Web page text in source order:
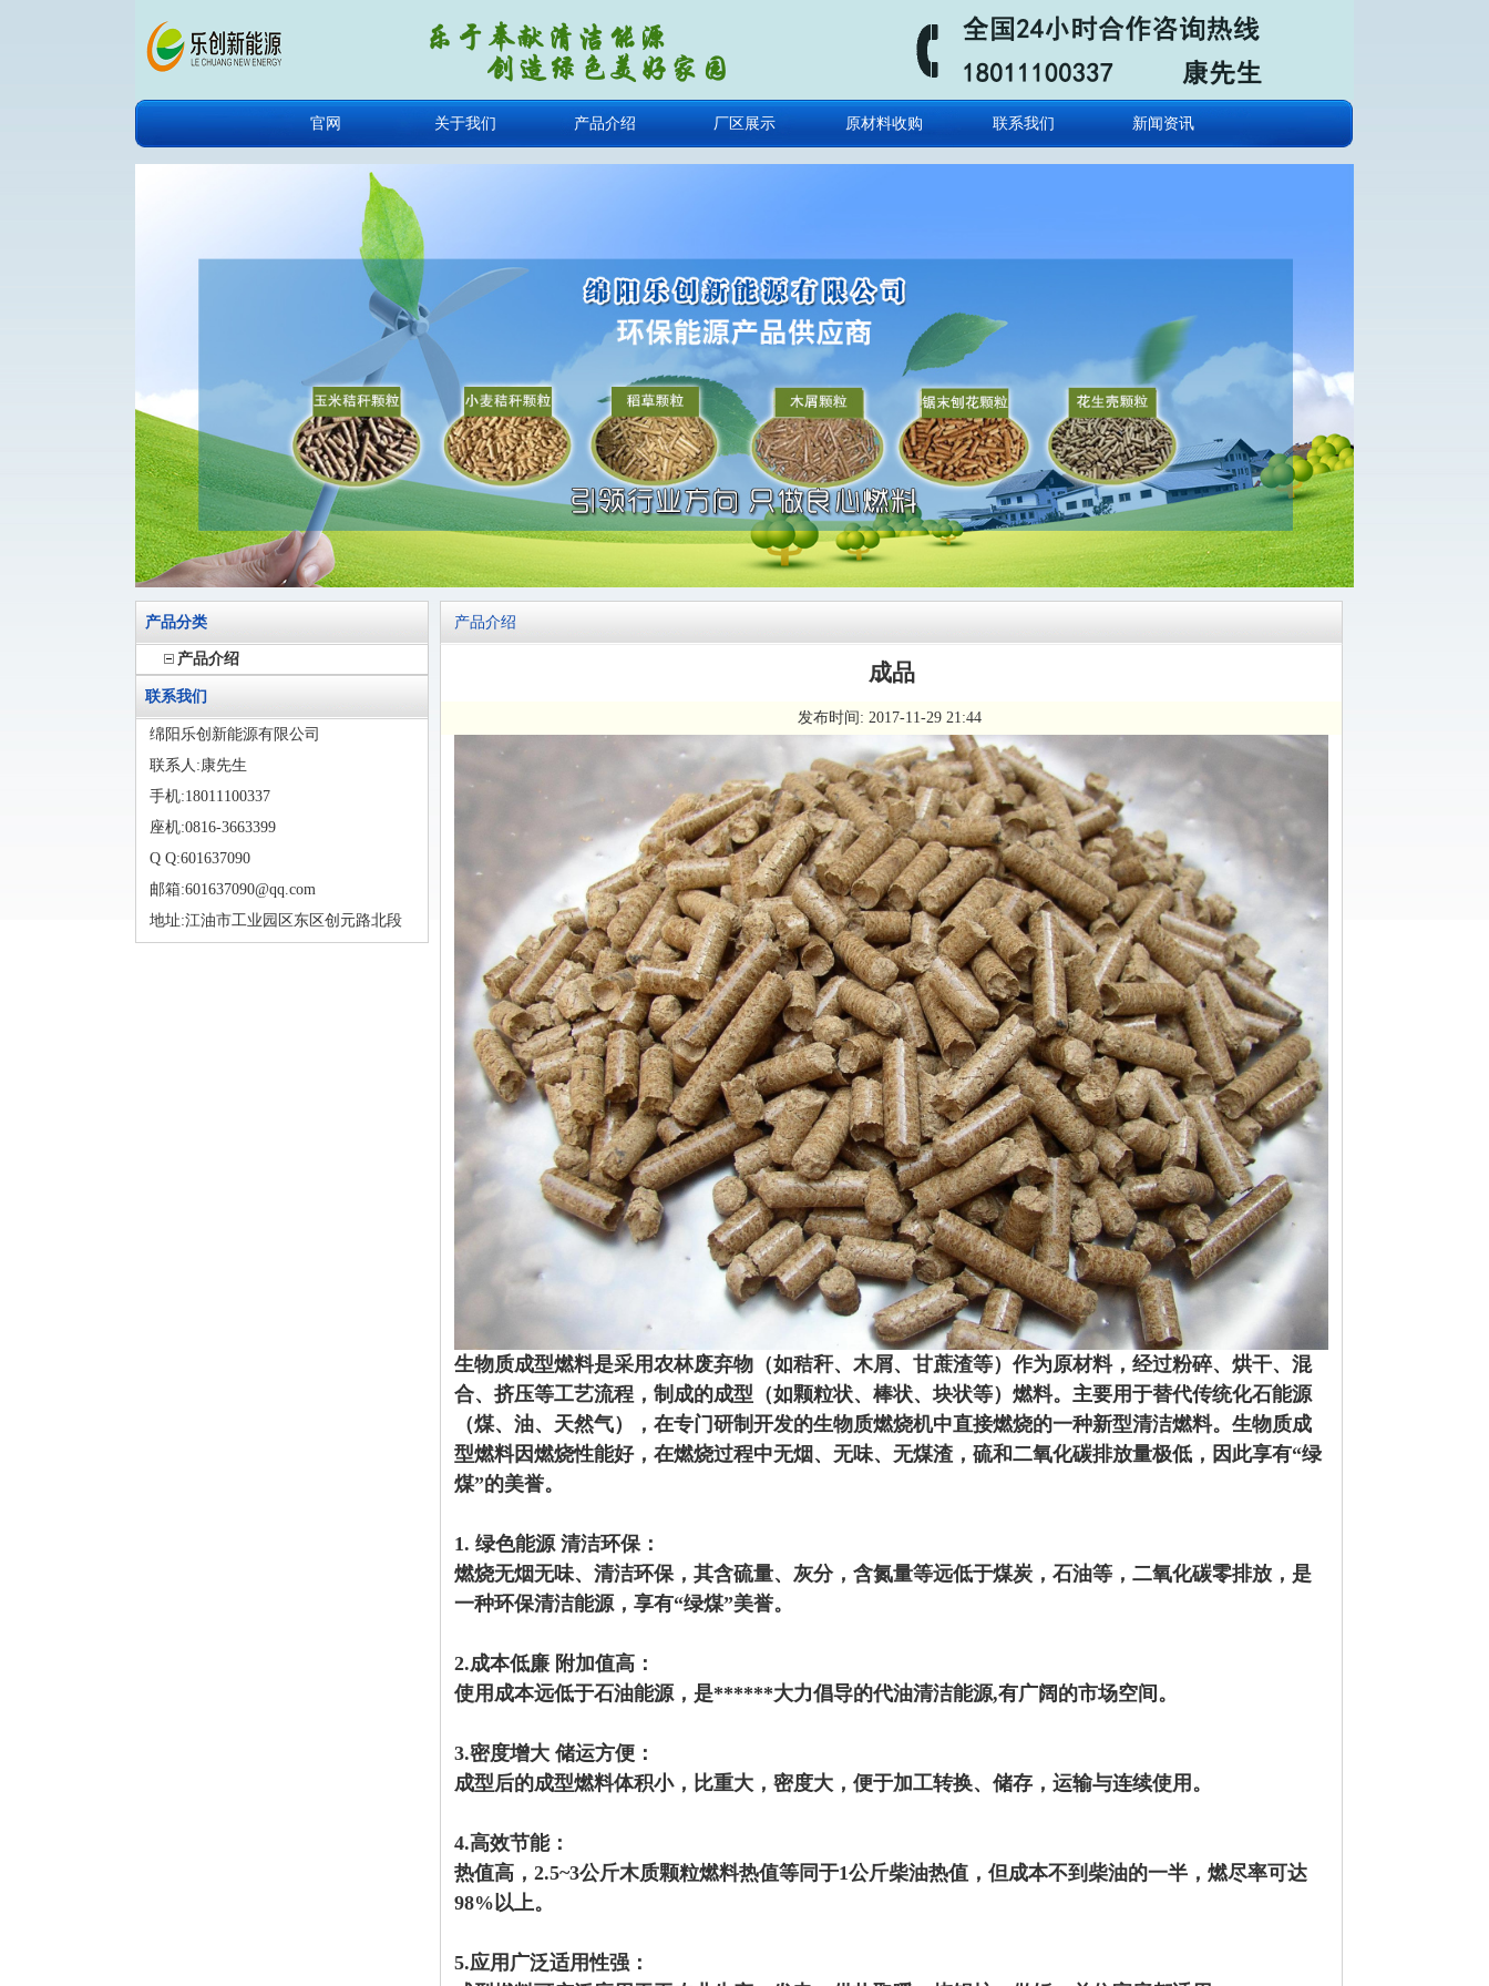
官网 关于我们 产品介绍 厂区展示 原材料收购 联系我们 新闻资讯
产品分类
产品介绍
联系我们
绵阳乐创新能源有限公司
联系人:康先生
手机:18011100337
座机:0816-3663399
Q Q:601637090
邮箱:601637090@qq.com
地址:江油市工业园区东区创元路北段
产品介绍
成品
发布时间: 2017-11-29 21:44
生物质成型燃料是采用农林废弃物（如秸秆、木屑、甘蔗渣等）作为原材料，经过粉碎、烘干、混
合、挤压等工艺流程，制成的成型（如颗粒状、棒状、块状等）燃料。主要用于替代传统化石能源
（煤、油、天然气），在专门研制开发的生物质燃烧机中直接燃烧的一种新型清洁燃料。生物质成
型燃料因燃烧性能好，在燃烧过程中无烟、无味、无煤渣，硫和二氧化碳排放量极低，因此享有“绿
煤”的美誉。
1. 绿色能源 清洁环保：
燃烧无烟无味、清洁环保，其含硫量、灰分，含氮量等远低于煤炭，石油等，二氧化碳零排放，是
一种环保清洁能源，享有“绿煤”美誉。
2.成本低廉 附加值高：
使用成本远低于石油能源，是******大力倡导的代油清洁能源,有广阔的市场空间。
3.密度增大 储运方便：
成型后的成型燃料体积小，比重大，密度大，便于加工转换、储存，运输与连续使用。
4.高效节能：
热值高，2.5~3公斤木质颗粒燃料热值等同于1公斤柴油热值，但成本不到柴油的一半，燃尽率可达
98%以上。
5.应用广泛适用性强：